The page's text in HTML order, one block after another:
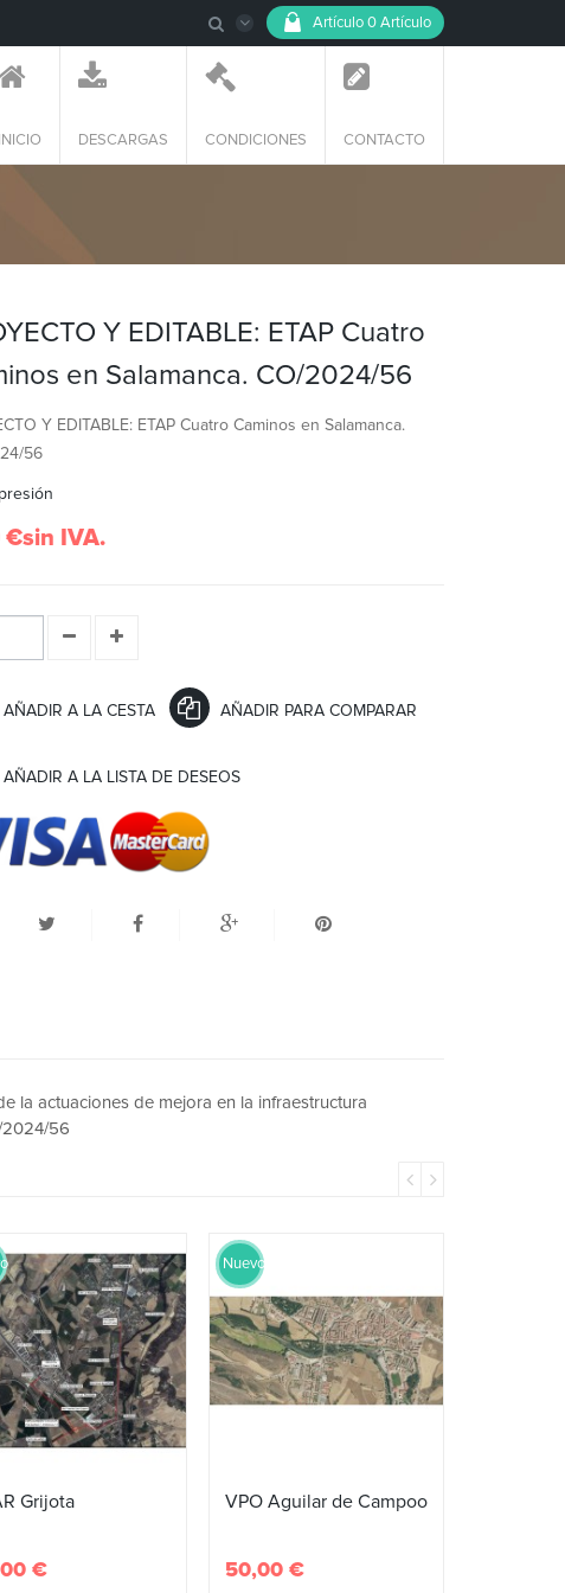
Artículo0 Artículo
INICIO DESCARGAS CONDICIONES CONTACTO
Y EDITABLE: ETAP Cuatro
en Salamanca. CO/2024/56
Y EDITABLE: ETAP Cuatro Caminos en Salamanca.
56
€sin IVA.
AÑADIR A LA CESTA AÑADIR PARA COMPARAR
AÑADIR A LA LISTA DE DESEOS
la actuaciones de mejora en la infraestructura
2024/56
Grijota
€
Nuevo
VPO Aguilar de Campoo
50,00 €